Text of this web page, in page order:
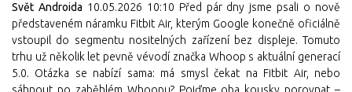
Svět Androida 10.05.2026 10:10 Před pár dny jsme psali o nově
představeném náramku Fitbit Air, kterým Google konečně oficiálně
vstoupil do segmentu nositelných zařízení bez displeje. Tomuto
trhu už několik let pevně vévodí značka Whoop s aktuální generací
5.0. Otázka se nabízí sama: má smysl čekat na Fitbit Air, nebo